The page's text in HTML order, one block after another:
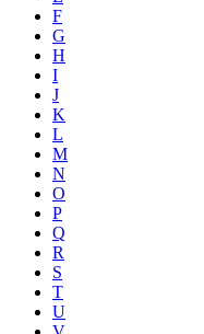
F
G
H
I
J
K
L
M
N
O
P
Q
R
S
T
U